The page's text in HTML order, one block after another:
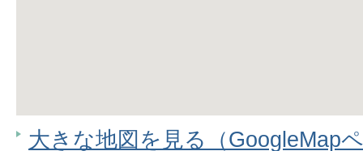
大きな地図を見る（GoogleMap